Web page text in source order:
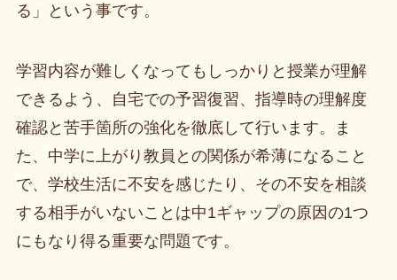
る」という事です。
学習内容が難しくなってもしっかりと授業が理解
できるよう、自宅での予習復習、指導時の理解度
確認と苦手箇所の強化を徹底して行います。ま
た、中学に上がり教員との関係が希薄になること
で、学校生活に不安を感じたり、その不安を相談
する相手がいないことは中1ギャップの原因の1つ
にもなり得る重要な問題です。